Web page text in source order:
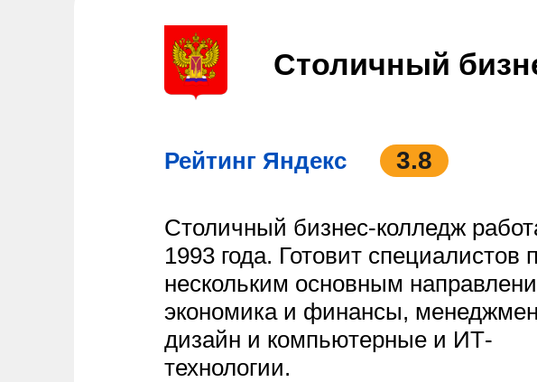
Столичный
Рейтинг Яндекс 3.8
Столичный бизнес-колледж
1993 года. Готовит специалистов
нескольким основным
экономика и финансы,
дизайн и компьютерные и ИТ-
технологии.